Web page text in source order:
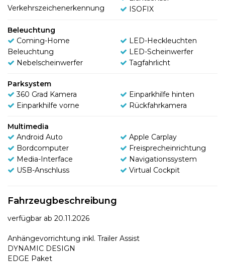
Verkehrszeichenerkennung
ISOFIX
Beleuchtung
Coming-Home
Beleuchtung
LED-Heckleuchten
LED-Scheinwerfer
Nebelscheinwerfer
Tagfahrlicht
Parksystem
360 Grad Kamera
Einparkhilfe hinten
Einparkhilfe vorne
Rückfahrkamera
Multimedia
Android Auto
Apple Carplay
Bordcomputer
Freisprecheinrichtung
Media-Interface
Navigationssystem
USB-Anschluss
Virtual Cockpit
Fahrzeugbeschreibung
verfügbar ab 20.11.2026
Anhängevorrichtung inkl. Trailer Assist
DYNAMIC DESIGN
EDGE Paket